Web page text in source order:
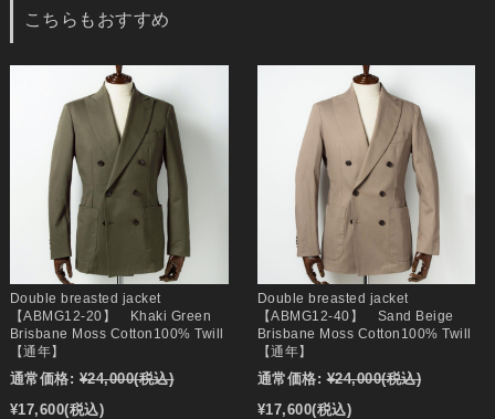
こちらもおすすめ
Double breasted jacket
【ABMG12-20】 Khaki Green
Brisbane Moss Cotton100% Twill
【通年】
通常価格: ¥24,000(税込)
¥17,600(税込)
Double breasted jacket
【ABMG12-40】 Sand Beige
Brisbane Moss Cotton100% Twill
【通年】
通常価格: ¥24,000(税込)
¥17,600(税込)